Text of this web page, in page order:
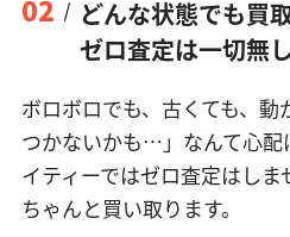
02
どんな状態でも買
ゼロ査定は一切無
ボロボロでも、古くても、動
つかないかも…」なんて心配
イティーではゼロ査定はしま
ちゃんと買い取ります。